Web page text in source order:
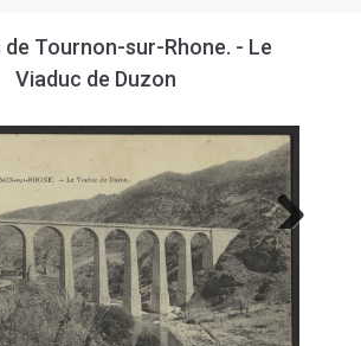
de Tournon-sur-Rhone. - Le
Viaduc de Duzon
Next